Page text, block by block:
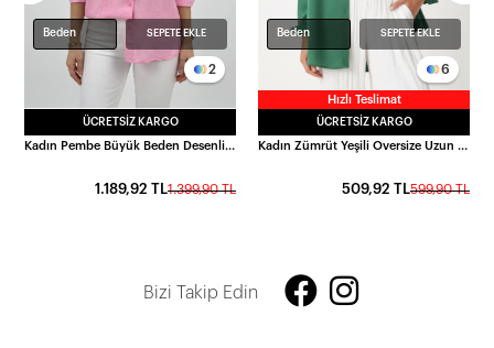
2
Beden SEPETE EKLE
ÜCRETSIZ KARGO
Kadın Pembe Büyük Beden Desenli Çilek Kumaş Gömlek HZL26S-ZSS111311
1.399,90 TL
1.189,92 TL
Hızlı Teslimat
6
Beden SEPETE EKLE
ÜCRETSIZ KARGO
Kadın Zümrüt Yeşili Oversize Uzun Basic Gömlek HZL22W-BD139001
599,90 TL
509,92 TL
Bizi Takip Edin